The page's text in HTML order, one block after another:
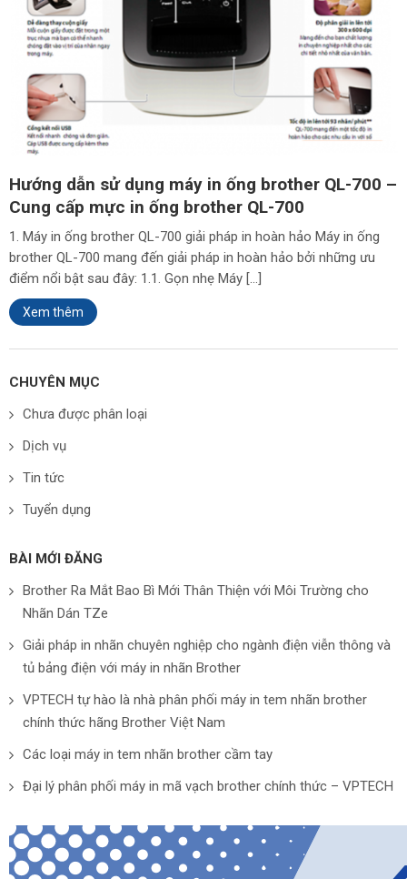
Hướng dẫn sử dụng máy in ống brother QL-700 –
Cung cấp mực in ống brother QL-700
1. Máy in ống brother QL-700 giải pháp in hoàn hảo Máy in ống
brother QL-700 mang đến giải pháp in hoàn hảo bởi những ưu
điểm nổi bật sau đây: 1.1. Gọn nhẹ Máy […]
Xem thêm
CHUYÊN MỤC
Chưa được phân loại
Dịch vụ
Tin tức
Tuyển dụng
BÀI MỚI ĐĂNG
Brother Ra Mắt Bao Bì Mới Thân Thiện với Môi Trường cho
Nhãn Dán TZe
Giải pháp in nhãn chuyên nghiệp cho ngành điện viễn thông và
tủ bảng điện với máy in nhãn Brother
VPTECH tự hào là nhà phân phối máy in tem nhãn brother
chính thức hãng Brother Việt Nam
Các loại máy in tem nhãn brother cầm tay
Đại lý phân phối máy in mã vạch brother chính thức – VPTECH